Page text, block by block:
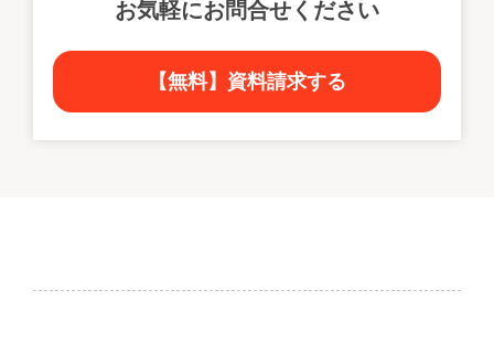
お気軽にお問合せください
【無料】資料請求する